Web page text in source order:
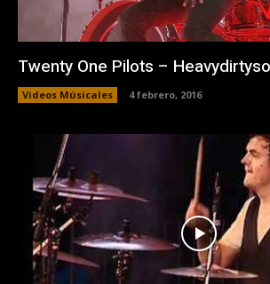
Twenty One Pilots –
Videos Músicales 4 febrero, 2016